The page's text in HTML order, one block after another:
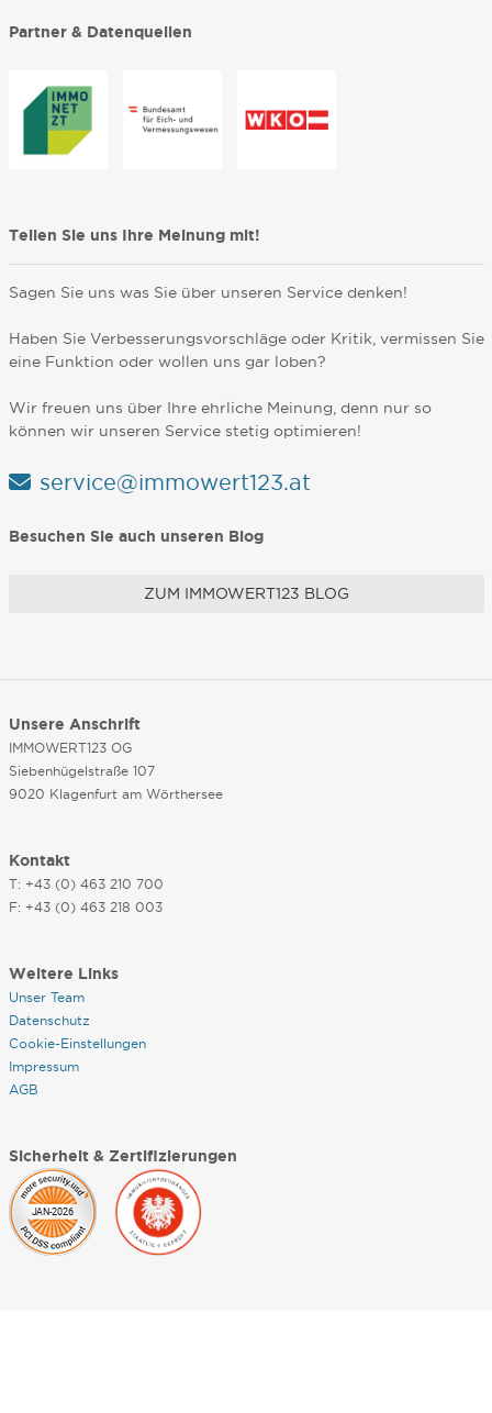
Partner & Datenquellen
Teilen Sie uns Ihre Meinung mit!
Sagen Sie uns was Sie über unseren Service denken!
Haben Sie Verbesserungsvorschläge oder Kritik, vermissen Sie
eine Funktion oder wollen uns gar loben?
Wir freuen uns über Ihre ehrliche Meinung, denn nur so
können wir unseren Service stetig optimieren!
service@immowert123.at
Besuchen Sie auch unseren Blog
ZUM IMMOWERT123 BLOG
Unsere Anschrift
IMMOWERT123 OG
Siebenhügelstraße 107
9020 Klagenfurt am Wörthersee
Kontakt
T: +43 (0) 463 210 700
F: +43 (0) 463 218 003
Weitere Links
Unser Team
Datenschutz
Cookie-Einstellungen
Impressum
AGB
Sicherheit & Zertifizierungen